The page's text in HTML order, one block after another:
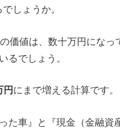
しょうか。
価値は、数十万円になっ
るでしょう。
円 にまで増える計算です。
た車』と『現金（金融資